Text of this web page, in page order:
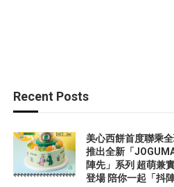
Recent Posts
美心西餅首度聯乘
推出全新「
陣先」系列 超萌兼
登場 陪你一起「抖